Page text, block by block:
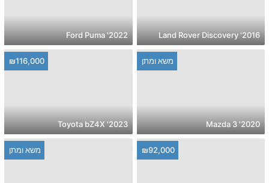
2016' Land Rover Discovery
2022' Ford Puma
משא ומתן
2020' Mazda 3
₪116,000
2023' Toyota bZ4X
₪92,000 משא ומתן